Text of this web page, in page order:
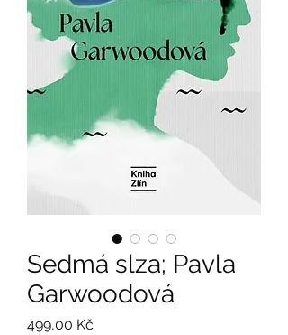
Sedmá slza; Pavla
Garwoodová
499,00 Kč